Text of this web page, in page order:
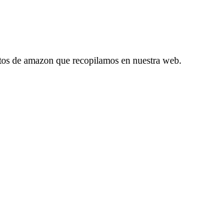
de amazon que recopilamos en nuestra web.